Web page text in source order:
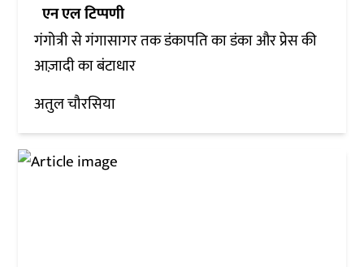
एन एल टिप्पणी
गंगोत्री से गंगासागर तक डंकापति का डंका और प्रेस की
आज़ादी का बंटाधार
अतुल चौरसिया